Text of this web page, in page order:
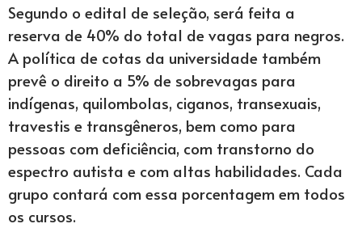
Segundo o edital de seleção, será feita a
reserva de 40% do total de vagas para negros.
A política de cotas da universidade também
prevê o direito a 5% de sobrevagas para
indígenas, quilombolas, ciganos, transexuais,
travestis e transgêneros, bem como para
pessoas com deficiência, com transtorno do
espectro autista e com altas habilidades. Cada
grupo contará com essa porcentagem em todos
os cursos.